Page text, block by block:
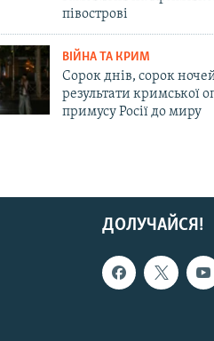
півострові
ВІЙНА ТА КРИМ
Сорок днів, сорок
результати кримської
примусу Росії до миру
ДОЛУЧАЙСЯ!